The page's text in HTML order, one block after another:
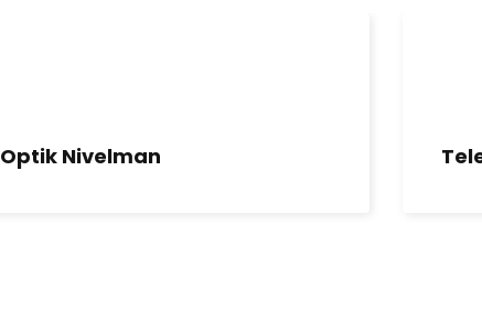
Optik Nivelman